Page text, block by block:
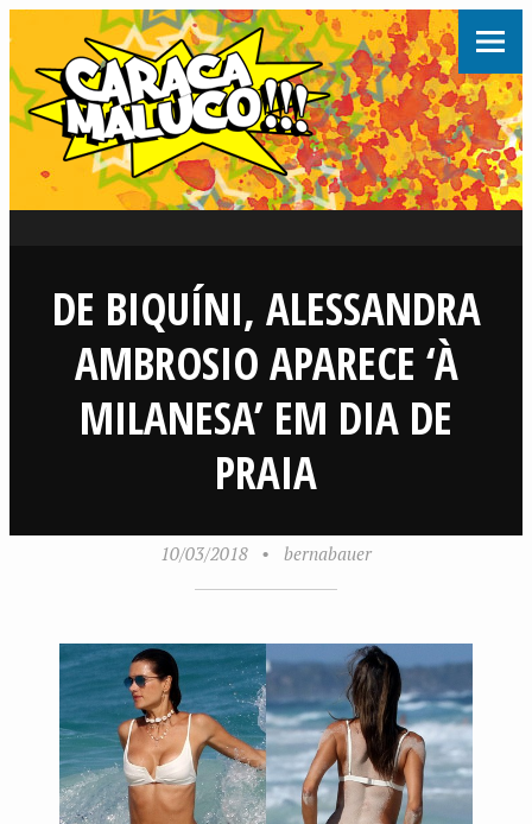
DE BIQUÍNI, ALESSANDRA
AMBROSIO APARECE ‘À
MILANESA’ EM DIA DE
PRAIA
10/03/2018 • bernabauer